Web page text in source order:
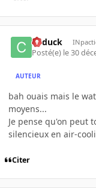
Cyduck
Posté(e) le 30
AUTEUR
bah ouais mais le
moyens...
Je pense qu'on peut
silencieux en air-
Citer